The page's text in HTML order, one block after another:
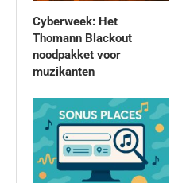
Cyberweek: Het
Thomann Blackout
noodpakket voor
muzikanten